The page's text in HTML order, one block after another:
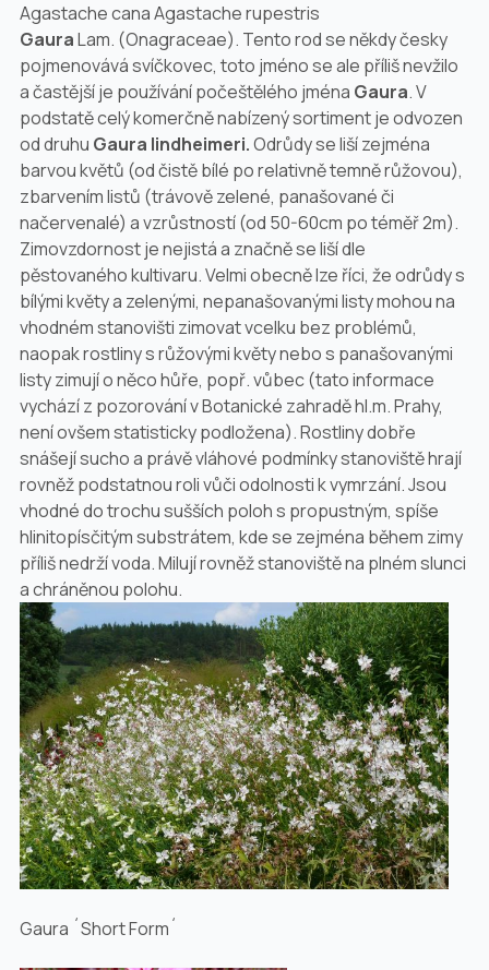
Agastache cana Agastache rupestris
GauraLam. (Onagraceae). Tento rod se někdy česky
pojmenovává svíčkovec, toto jméno se ale příliš nevžilo
a častější je používání počeštělého jména Gaura. V
podstatě celý komerčně nabízený sortiment je odvozen
od druhu Gaura lindheimeri.Odrůdy se liší zejména
barvou květů (od čistě bílé po relativně temně růžovou),
zbarvením listů (trávově zelené, panašované či
načervenalé) a vzrůstností (od 50-60cm po téměř 2m).
Zimovzdornost je nejistá a značně se liší dle
pěstovaného kultivaru. Velmi obecně lze říci, že odrůdy s
bílými květy a zelenými, nepanašovanými listy mohou na
vhodném stanovišti zimovat vcelku bez problémů,
naopak rostliny s růžovými květy nebo s panašovanými
listy zimují o něco hůře, popř. vůbec (tato informace
vychází z pozorování v Botanické zahradě hl.m. Prahy,
není ovšem statisticky podložena). Rostliny dobře
snášejí sucho a právě vláhové podmínky stanoviště hrají
rovněž podstatnou roli vůči odolnosti k vymrzání. Jsou
vhodné do trochu sušších poloh s propustným, spíše
hlinitopísčitým substrátem, kde se zejména během zimy
příliš nedrží voda. Milují rovněž stanoviště na plném slunci
a chráněnou polohu.
Gaura ´Short Form´